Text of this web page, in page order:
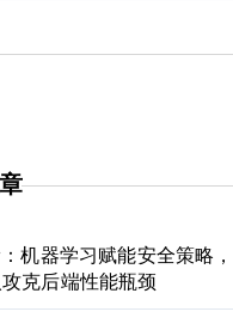
机器学习赋能安全策略，
克后端性能瓶颈